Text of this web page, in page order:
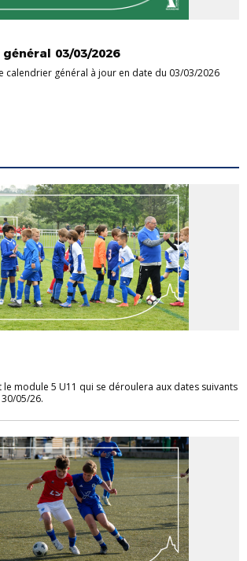
03/03/2026
calendrier général à jour en date du 03/03/2026
module 5 U11 qui se déroulera aux dates suivants
05/26.